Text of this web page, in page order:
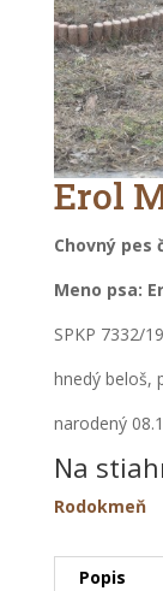
Erol
Chovný pes
Meno psa:
SPKP 7332/19
hnedý beloš,
narodený
Na
Rodokmeň
Popis